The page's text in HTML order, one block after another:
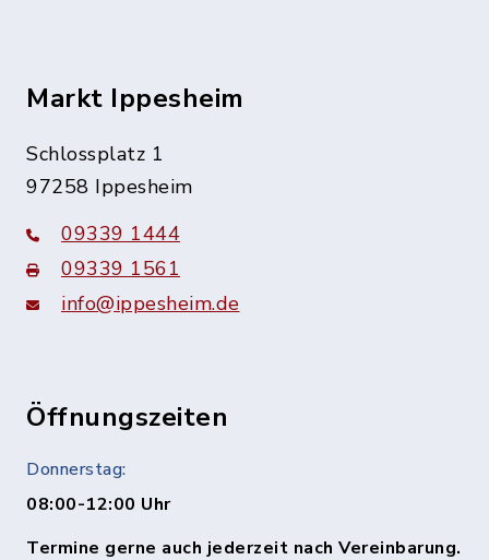
Markt Ippesheim
Schlossplatz 1
97258 Ippesheim
09339 1444
09339 1561
info@ippesheim.de
Öffnungszeiten
Donnerstag:
08:00-12:00 Uhr
Termine gerne auch jederzeit nach Vereinbarung.